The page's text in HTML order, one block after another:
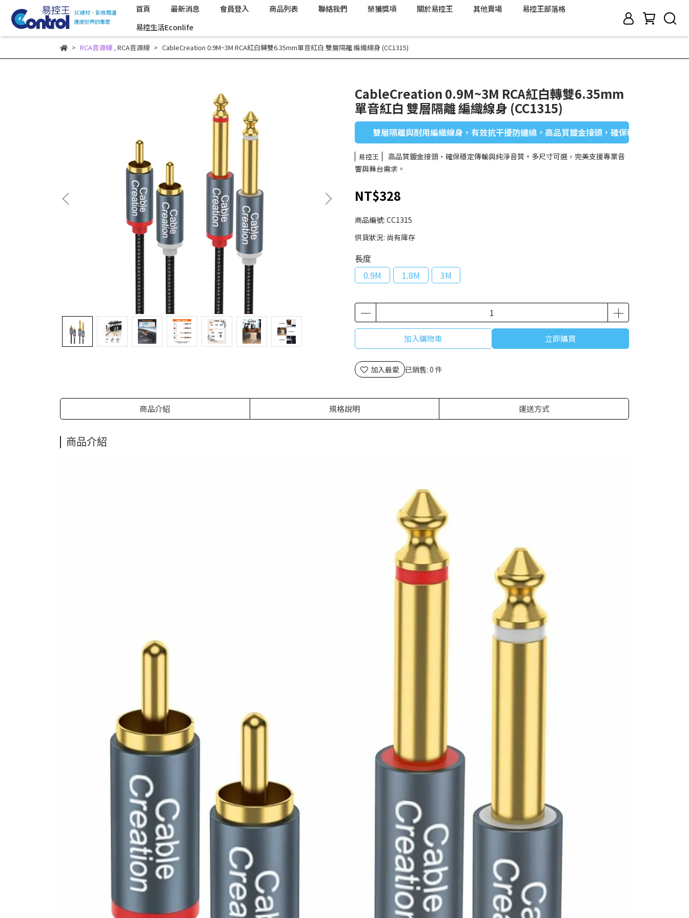
首頁 最新消息 會員登入 商品列表 聯絡我們 榮獲獎項 關於易控王 其他賣場
易控王部落格
易控生活Econlife
RCA音源線, RCA音源線 CableCreation 0.9M~3M RCA紅白轉雙6.35mm單音紅白 雙層隔離 編織線身 (CC1315)
CableCreation 0.9M~3M RCA紅白轉雙6.35mm
單音紅白 雙層隔離 編織線身 (CC1315)
雙層隔離與耐用編織線身，有效抗干擾防纏繞。高品質鍍金接頭，確保穩定傳輸。
易控王
高品質鍍金接頭，確保穩定傳輸與純淨音質。多尺寸可選，完美支援專業音
響與舞台需求。
NT$328
商品編號: CC1315
供貨狀況: 尚有庫存
長度
0.9M
1.8M 3M
加入購物車 立即購買
加入最愛 已銷售: 0 件
商品介紹 規格說明 運送方式
商品介紹